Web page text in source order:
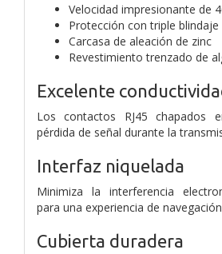
Velocidad impresionante de
Protección con triple blindaje
Carcasa de aleación de zinc
Revestimiento trenzado de
Excelente
Los contactos RJ45 chapados
pérdida de señal durante la
Interfaz niquelada
Minimiza la interferencia
para una experiencia de
Cubierta duradera